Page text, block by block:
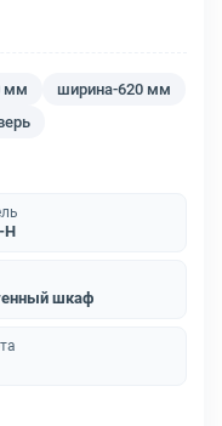
мм
ширина-620 мм
Н
шкаф